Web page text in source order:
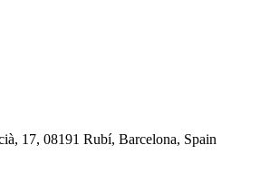
17, 08191 Rubí, Barcelona, Spain